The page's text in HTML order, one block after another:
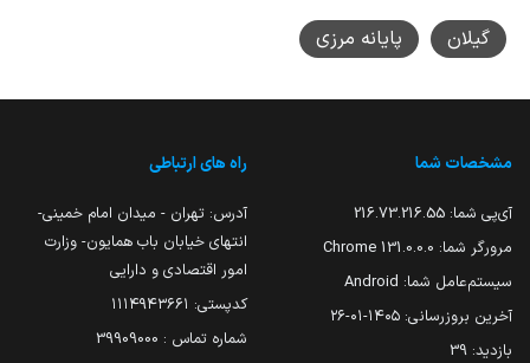
گیلان پایانه مرزی
مشخصات شما
آی‌پی شما: 216.73.216.55
مرورگر شما: 131.0.0.0 Chrome
سیستم‌عامل شما: Android
آخرین بروزرسانی: ۱۴۰۵-۰۱-۲۶
بازدید: 39
راه های ارتباطی
آدرس: تهران - میدان امام خمینی-
انتهای خیابان باب همایون- وزارت
امور اقتصادی و دارایی
کدپستی: ۱۱۱۴۹۴۳۶۶۱
شماره تماس : 39909000